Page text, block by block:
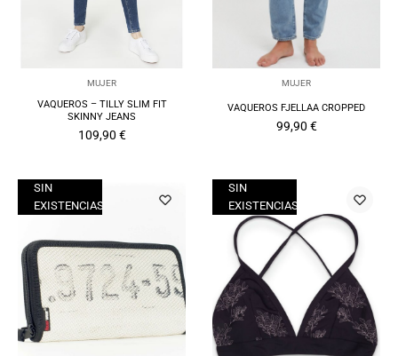
MUJER
VAQUEROS – TILLY SLIM FIT
SKINNY JEANS
109,90 €
MUJER
VAQUEROS FJELLAA CROPPED
99,90 €
SIN
EXISTENCIAS
SIN
EXISTENCIAS